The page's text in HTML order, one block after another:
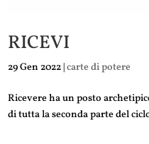
RICEVI
29 Gen 2022|carte di potere
Ricevere ha un posto
di tutta la seconda parte del